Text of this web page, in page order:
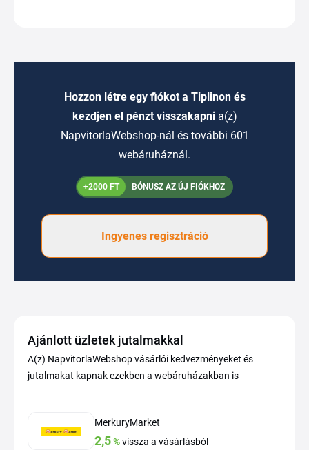
Hozzon létre egy fiókot a Tiplinon és
kezdjen el pénzt visszakapni a(z)
NapvitorlaWebshop-nál és további 601
webáruháznál.
+2000 FT BÓNUSZ AZ ÚJ FIÓKHOZ
Ingyenes regisztráció
Ajánlott üzletek jutalmakkal
A(z) NapvitorlaWebshop vásárlói kedvezményeket és
jutalmakat kapnak ezekben a webáruházakban is
MerkuryMarket
2,5%vissza a vásárlásból